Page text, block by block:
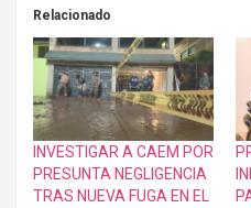
Relacionado
INVESTIGAR A CAEM POR
PRESUNTA NEGLIGENCIA
TRAS NUEVA FUGA EN EL